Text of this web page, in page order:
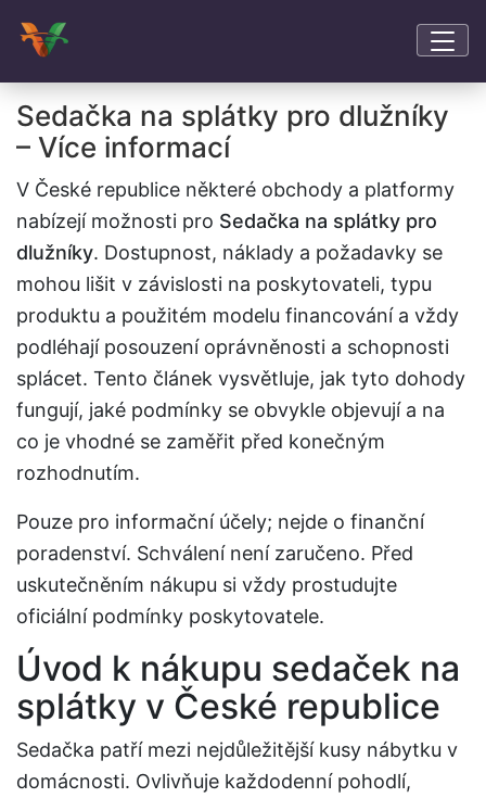
Sedačka na splátky pro dlužníky
– Více informací
V České republice některé obchody a platformy
nabízejí možnosti pro Sedačka na splátky pro
dlužníky. Dostupnost, náklady a požadavky se
mohou lišit v závislosti na poskytovateli, typu
produktu a použitém modelu financování a vždy
podléhají posouzení oprávněnosti a schopnosti
splácet. Tento článek vysvětluje, jak tyto dohody
fungují, jaké podmínky se obvykle objevují a na
co je vhodné se zaměřit před konečným
rozhodnutím.
Pouze pro informační účely; nejde o finanční
poradenství. Schválení není zaručeno. Před
uskutečněním nákupu si vždy prostudujte
oficiální podmínky poskytovatele.
Úvod k nákupu sedaček na
splátky v České republice
Sedačka patří mezi nejdůležitější kusy nábytku v
domácnosti. Ovlivňuje každodenní pohodlí,